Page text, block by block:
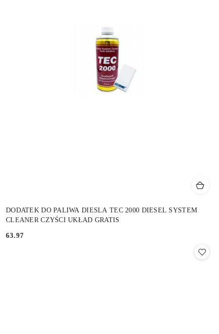
DODATEK DO PALIWA DIESLA TEC 2000 DIESEL SYSTEM
CLEANER CZYŚCI UKŁAD GRATIS
Cena:
63.97